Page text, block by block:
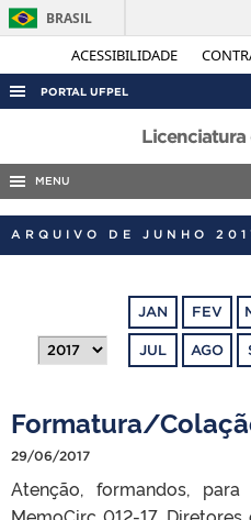
ACESSIBILIDADE
BRASIL
PORTAL UFPEL
ACESSO À INFORMAÇÃO
AUDITORIA
CONCURSOS
OUVIDORIA
TELEFONES
Licenciatura
MENU
ARQUIVO DE JUNHO
JAN FEV
JUL AGO
Formatura/
29/06/2017
Atenção, formandos,
MemoCirc 012-